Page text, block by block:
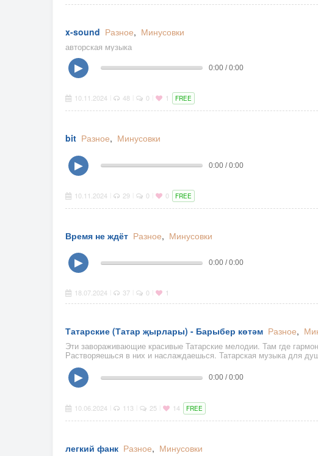
x-sound Разное, Минусовки
авторская музыка
▶ 0:00 / 0:00
10.11.2024 48 0 1 FREE
bit Разное, Минусовки
▶ 0:00 / 0:00
10.11.2024 29 0 0 FREE
Время не ждёт Разное, Минусовки
▶ 0:00 / 0:00
18.07.2024 37 0 1
Татарские (Татар җырлары) - Барыбер көтәм Разное,
Эти завораживающие красивые Татарские мелодии. Там где
Растворяешься в них и наслаждаешься. Татарская музыка для
отдыхаешь. Приятного прослушивания вам!
▶ 0:00 / 0:00
10.06.2024 113 25 14 FREE
легкий фанк Разное, Минусовки